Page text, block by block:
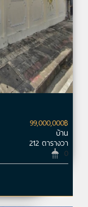
99,000,000฿
บ้าน
212 ตารางวา
0